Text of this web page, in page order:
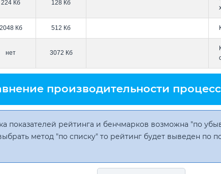
224 Кб 128 Кб
2048 Кб 512 Кб
нет 3072 Кб
производительности
показателей рейтинга и бенчмарков возможна "по
метод "по списку" то рейтинг будет выведен по